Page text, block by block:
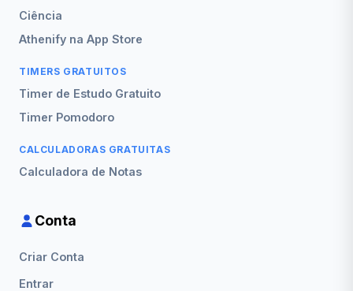
Ciência
Athenify na App Store
TIMERS GRATUITOS
Timer de Estudo Gratuito
Timer Pomodoro
CALCULADORAS GRATUITAS
Calculadora de Notas
Conta
Criar Conta
Entrar